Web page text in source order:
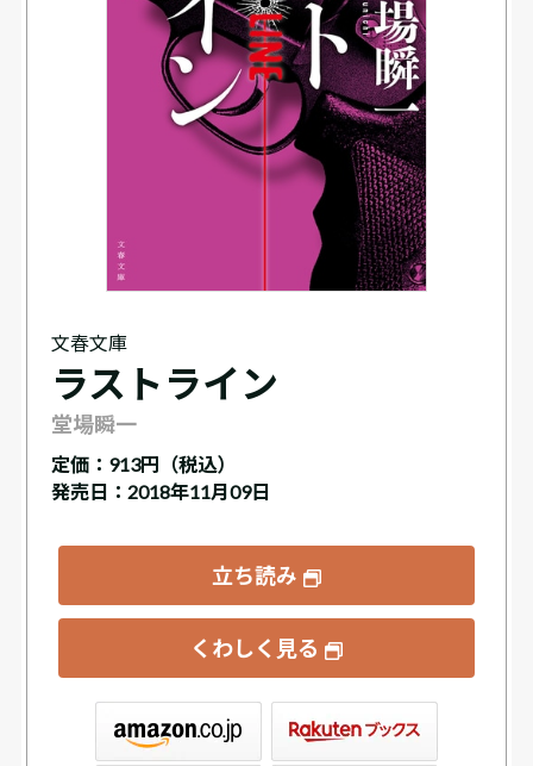
文春文庫
ラストライン
堂場瞬一
定価： 913円（税込）
発売日：2018年11月09日
立ち読み
くわしく見る